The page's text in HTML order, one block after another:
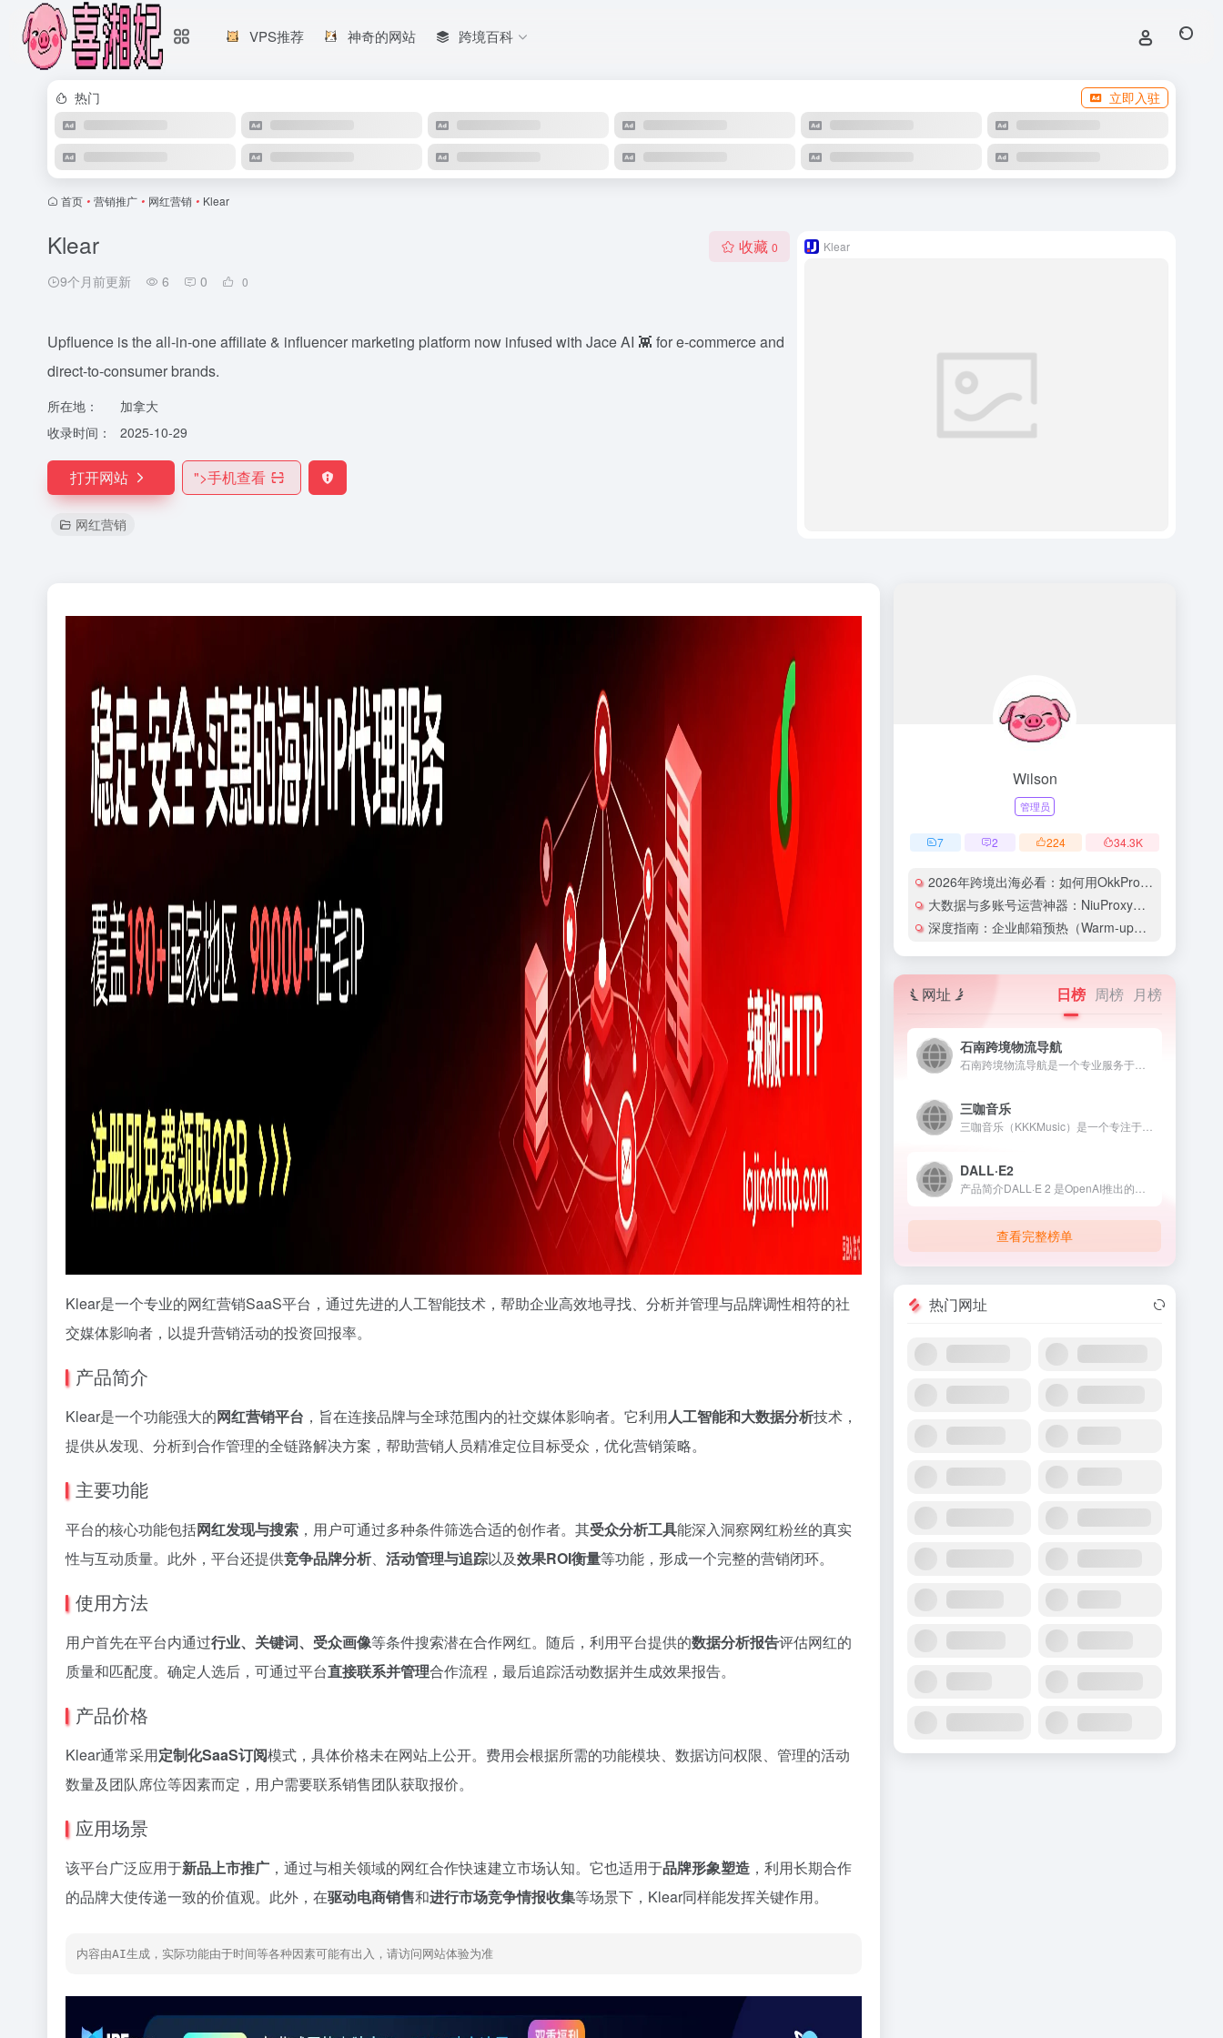
VPS推荐 神奇的网站 跨境百科
热门 立即入驻
首页 • 营销推广 • 网红营销 • Klear
Klear
9个月前更新 6 0 0
收藏 0
Upfluence is the all-in-one affiliate & influencer marketing platform now infused with Jace AI 👾 for e-commerce and
direct-to-consumer brands.
所在地：
加拿大
收录时间：
2025-10-29
打开网站 ">手机查看
网红营销
Klear
Klear是一个专业的网红营销SaaS平台，通过先进的人工智能技术，帮助企业高效地寻找、分析并管理与品牌调性相符的社
交媒体影响者，以提升营销活动的投资回报率。
产品简介
Klear是一个功能强大的网红营销平台 ，旨在连接品牌与全球范围内的社交媒体影响者。它利用人工智能和大数据分析技术，
提供从发现、分析到合作管理的全链路解决方案，帮助营销人员精准定位目标受众，优化营销策略。
主要功能
平台的核心功能包括网红发现与搜索 ，用户可通过多种条件筛选合适的创作者。其受众分析工具能深入洞察网红粉丝的真实
性与互动质量。此外，平台还提供竞争品牌分析、 活动管理与追踪以及效果ROI衡量等功能，形成一个完整的营销闭环。
使用方法
用户首先在平台内通过行业、关键词、受众画像等条件搜索潜在合作网红。随后，利用平台提供的数据分析报告评估网红的
质量和匹配度。确定人选后，可通过平台直接联系并管理合作流程，最后追踪活动数据并生成效果报告。
产品价格
Klear通常采用定制化SaaS订阅模式，具体价格未在网站上公开。费用会根据所需的功能模块、数据访问权限、管理的活动
数量及团队席位等因素而定，用户需要联系销售团队获取报价。
应用场景
该平台广泛应用于新品上市推广 ，通过与相关领域的网红合作快速建立市场认知。它也适用于品牌形象塑造 ，利用长期合作
的品牌大使传递一致的价值观。此外，在驱动电商销售和进行市场竞争情报收集等场景下，Klear同样能发挥关键作用。
内容由AI生成，实际功能由于时间等各种因素可能有出入，请访问网站体验为准
Wilson
管理员
7 2 224 34.3K
2026年跨境出海必看：如何用OkkProxy彻底解决网络延迟与IP被封难题？
大数据与多账号运营神器：NiuProxy助力跨境工作室业务高效爆单！
深度指南：企业邮箱预热（Warm-up）的详细技巧与实操策略（含配图）
网址 日榜 周榜 月榜
石南跨境物流导航
三咖音乐
DALL·E2
查看完整榜单
热门网址